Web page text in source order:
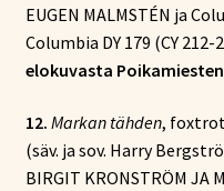
EUGEN MALMSTÉN ja
Columbia DY 179 (CY 212-
elokuvasta
12. Markan tähden,
(säv. ja sov. Harry
BIRGIT KRONSTRÖM JA